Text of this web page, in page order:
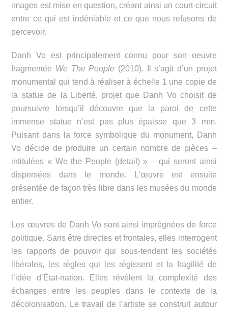
images est mise en question, créant ainsi un court-circuit
entre ce qui est indéniable et ce que nous refusons de
percevoir.
Danh Vo est principalement connu pour son oeuvre
fragmentée We The People (2010). Il s’agit d’un projet
monumental qui tend à réaliser à échelle 1 une copie de
la statue de la Liberté, projet que Danh Vo choisit de
poursuivre lorsqu’il découvre que la paroi de cette
immense statue n’est pas plus épaisse que 3 mm.
Puisant dans la force symbolique du monument, Danh
Vo décide de produire un certain nombre de pièces –
intitulées « We the People (detail) » – qui seront ainsi
dispersées dans le monde. L’œuvre est ensuite
présentée de façon très libre dans les musées du monde
entier.
Les œuvres de Danh Vo sont ainsi imprégnées de force
politique. Sans être directes et frontales, elles interrogent
les rapports de pouvoir qui sous-tendent les sociétés
libérales, les règles qui les régissent et la fragilité de
l’idée d’État-nation. Elles révèlent la complexité des
échanges entre les peuples dans le contexte de la
décolonisation. Le travail de l’artiste se construit autour